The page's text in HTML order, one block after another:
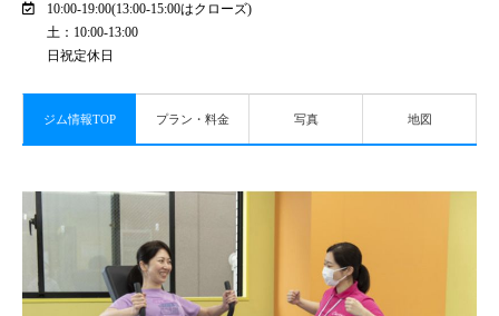
10:00-19:00(13:00-15:00はクローズ)
土：10:00-13:00
日祝定休日
ジム情報TOP プラン・料金 写真 地図